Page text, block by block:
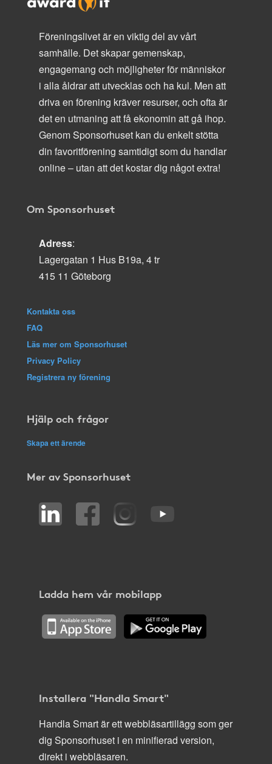
Föreningslivet är en viktig del av vårt
samhälle. Det skapar gemenskap,
engagemang och möjligheter för människor
i alla åldrar att utvecklas och ha kul. Men att
driva en förening kräver resurser, och ofta är
det en utmaning att få ekonomin att gå ihop.
Genom Sponsorhuset kan du enkelt stötta
din favoritförening samtidigt som du handlar
online – utan att det kostar dig något extra!
Om Sponsorhuset
Adress:
Lagergatan 1 Hus B19a, 4 tr
415 11 Göteborg
Kontakta oss
FAQ
Läs mer om Sponsorhuset
Privacy Policy
Registrera ny förening
Hjälp och frågor
Skapa ett ärende
Mer av Sponsorhuset
Ladda hem vår mobilapp
Installera "Handla Smart"
Handla Smart är ett webbläsartillägg som ger
dig Sponsorhuset i en minifierad version,
direkt i webbläsaren.